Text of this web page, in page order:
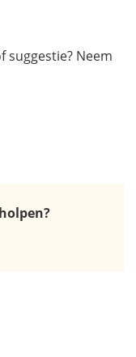
suggestie? Neem